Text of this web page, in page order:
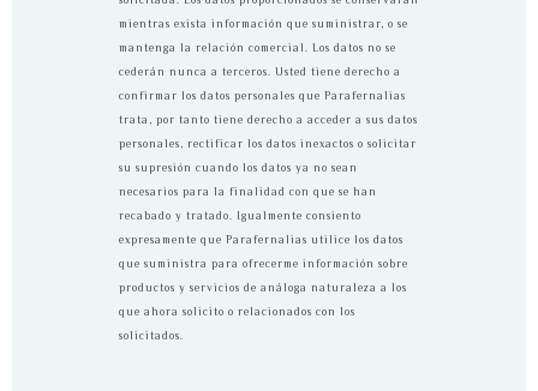
mientras exista información que suministrar, o se
mantenga la relación comercial. Los datos no se
cederán nunca a terceros. Usted tiene derecho a
confirmar los datos personales que Parafernalias
trata, por tanto tiene derecho a acceder a sus datos
personales, rectificar los datos inexactos o solicitar
su supresión cuando los datos ya no sean
necesarios para la finalidad con que se han
recabado y tratado. Igualmente consiento
expresamente que Parafernalias utilice los datos
que suministra para ofrecerme información sobre
productos y servicios de análoga naturaleza a los
que ahora solicito o relacionados con los
solicitados.